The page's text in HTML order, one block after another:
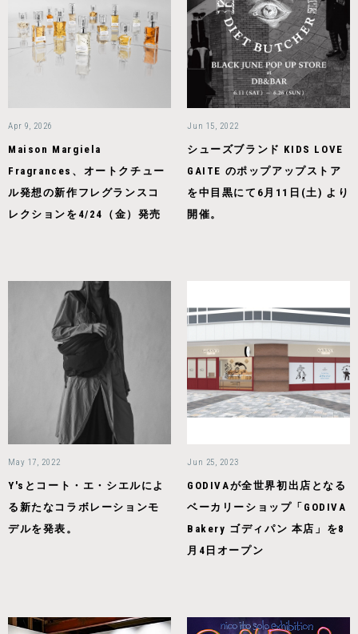
Apr 9, 2026
Maison Margiela
Fragrances、オートクチュー
ル発想の新作フレグランスコ
レクションを4/24（金）発売
Jun 15, 2022
シューズブランド KIDS LOVE
GAITE のポップアップストア
を中目黒にて6月11日(土) より
開催。
May 17, 2022
Y'sとコート・エ・シエルによ
る新たなコラボレーションモ
デルを発表。
Jun 25, 2023
GODIVAが全世界初出店となる
ベーカリーショップ「GODIVA
Bakery ゴディパン 本店」を8
月4日オープン